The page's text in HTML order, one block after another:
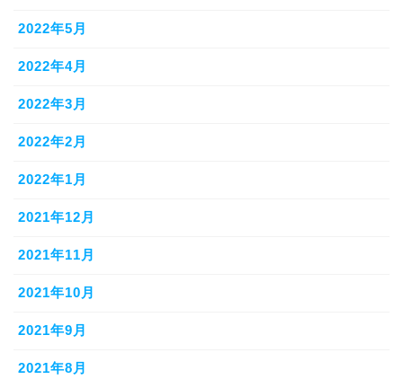
2022年5月
2022年4月
2022年3月
2022年2月
2022年1月
2021年12月
2021年11月
2021年10月
2021年9月
2021年8月